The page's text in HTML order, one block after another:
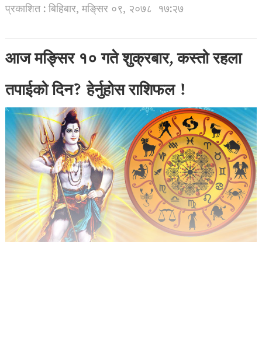
प्रकाशित : बिहिबार, मङि्सर ०९, २०७८ १७:२७
आज मङ्सिर १० गते शुक्रबार, कस्तो रहला
तपाईको दिन? हेर्नुहोस राशिफल !